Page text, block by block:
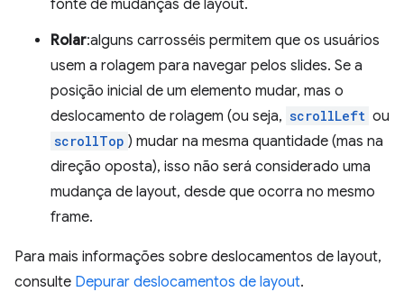
fonte de mudanças de layout.
Rolar:alguns carrosséis permitem que os usuários
usem a rolagem para navegar pelos slides. Se a
posição inicial de um elemento mudar, mas o
deslocamento de rolagem (ou seja, scrollLeft ou
scrollTop ) mudar na mesma quantidade (mas na
direção oposta), isso não será considerado uma
mudança de layout, desde que ocorra no mesmo
frame.
Para mais informações sobre deslocamentos de layout,
consulte Depurar deslocamentos de layout.